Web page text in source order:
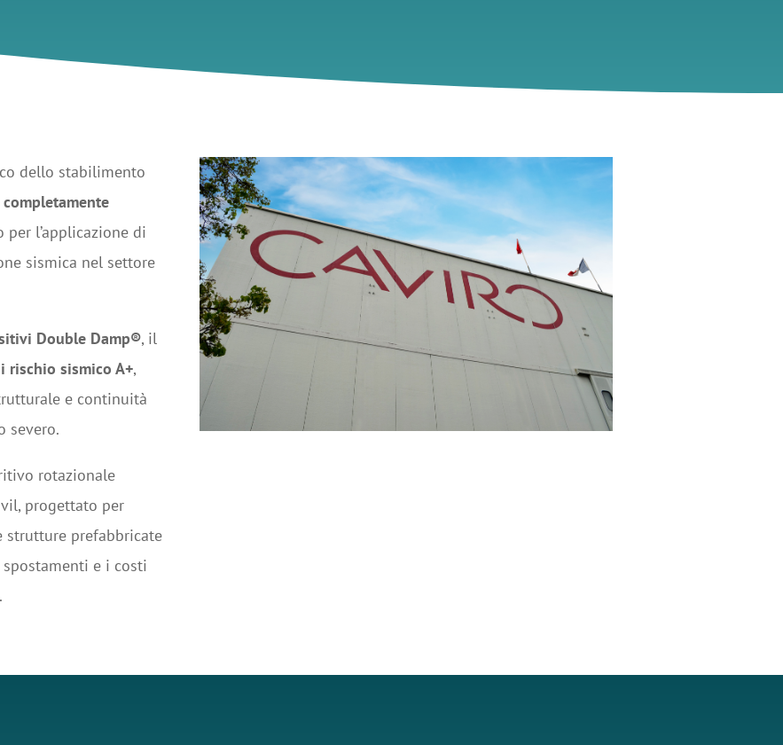
dello stabilimento
l’applicazione di
sismica nel settore
Double Damp®, il
rischio sismico A+,
e continuità
severo.
rotazionale
progettato per
strutture prefabbricate
e i costi